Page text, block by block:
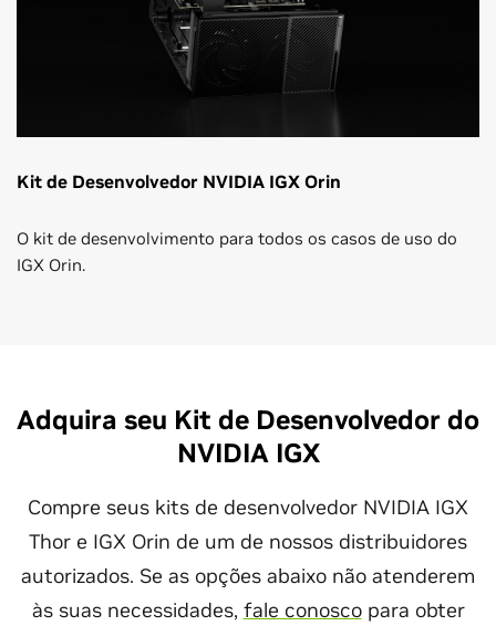
Kit de Desenvolvedor NVIDIA IGX Orin
O kit de desenvolvimento para todos os casos de uso do
IGX Orin.
Adquira seu Kit de Desenvolvedor do
NVIDIA IGX
Compre seus kits de desenvolvedor NVIDIA IGX
Thor e IGX Orin de um de nossos distribuidores
autorizados. Se as opções abaixo não atenderem
às suas necessidades, fale conoscopara obter